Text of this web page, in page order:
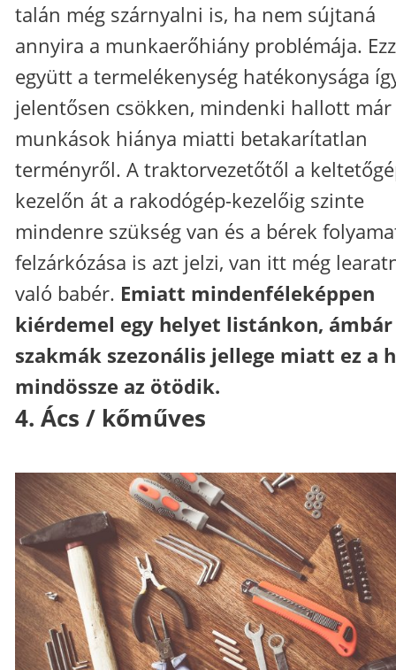
talán még szárnyalni is, ha nem sújtaná
annyira a munkaerőhiány problémája.
együtt a termelékenység hatékonysága
jelentősen csökken, mindenki hallott már
munkások hiánya miatti betakarítatlan
terményről. A traktorvezetőtől a
kezelőn át a rakodógép-kezelőig szinte
mindenre szükség van és a bérek
felzárkózása is azt jelzi, van itt még
való babér. Emiatt mindenféleképpen
kiérdemel egy helyet listánkon, ámbár
szakmák szezonális jellege miatt ez a
mindössze az ötödik.
4. Ács / kőműves